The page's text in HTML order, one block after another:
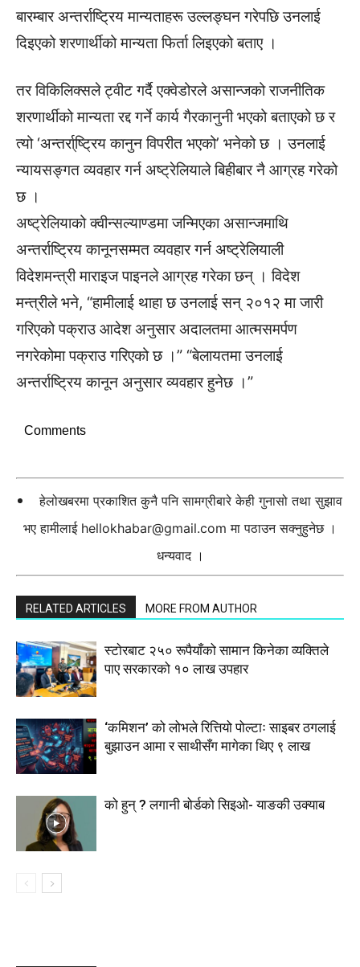
बारम्बार अन्तर्राष्ट्रिय मान्यताहरू उल्लङ्घन गरेपछि उनलाई
दिइएको शरणार्थीको मान्यता फिर्ता लिइएको बताए ।
तर विकिलिक्सले ट्वीट गर्दै एक्वेडोरले असान्जको राजनीतिक
शरणार्थीको मान्यता रद्द गर्ने कार्य गैरकानुनी भएको बताएको छ र
त्यो ‘अन्तर्रा्ष्ट्रिय कानुन विपरीत भएको’ भनेको छ । उनलाई
न्यायसङ्गत व्यवहार गर्न अष्ट्रेलियाले बिहीबार नै आग्रह गरेको
छ ।
अष्ट्रेलियाको क्वीन्सल्याण्डमा जन्मिएका असान्जमाथि
अन्तर्राष्ट्रिय कानूनसम्मत व्यवहार गर्न अष्ट्रेलियाली
विदेशमन्त्री माराइज पाइनले आग्रह गरेका छन् । विदेश
मन्त्रीले भने, “हामीलाई थाहा छ उनलाई सन् २०१२ मा जारी
गरिएको पक्राउ आदेश अनुसार अदालतमा आत्मसमर्पण
नगरेकोमा पक्राउ गरिएको छ ।” “बेलायतमा उनलाई
अन्तर्राष्ट्रिय कानून अनुसार व्यवहार हुनेछ ।”
Comments
हेलोखबरमा प्रकाशित कुनै पनि सामग्रीबारे केही गुनासो तथा सुझाव
भए हामीलाई hellokhabar@gmail.com मा पठाउन सक्नुहुनेछ ।
धन्यवाद ।
RELATED ARTICLES MORE FROM AUTHOR
स्टाेरबाट २५० रूपैयाँको सामान किनेका व्यक्तिले
पाए सरकारको १० लाख उपहार
‘कमिशन’ को लोभले रित्तियो पोल्टाः साइबर ठगलाई
बुझाउन आमा र साथीसँग मागेका थिए ९ लाख
को हुन् ? लगानी बोर्डको सिइओ- याङकी उक्याब